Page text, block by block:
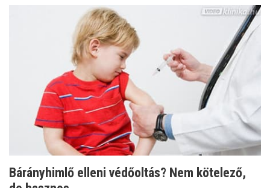
Bárányhimlő elleni védőoltás? Nem kötelező,